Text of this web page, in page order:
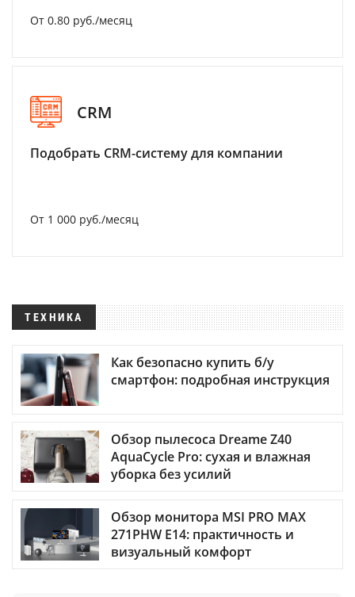
От 0.80 руб./месяц
CRM
Подобрать CRM-систему для компании
От 1 000 руб./месяц
ТЕХНИКА
Как безопасно купить б/у
смартфон: подробная инструкция
Обзор пылесоса Dreame Z40
AquaCycle Pro: сухая и влажная
уборка без усилий
Обзор монитора MSI PRO MAX
271PHW E14: практичность и
визуальный комфорт